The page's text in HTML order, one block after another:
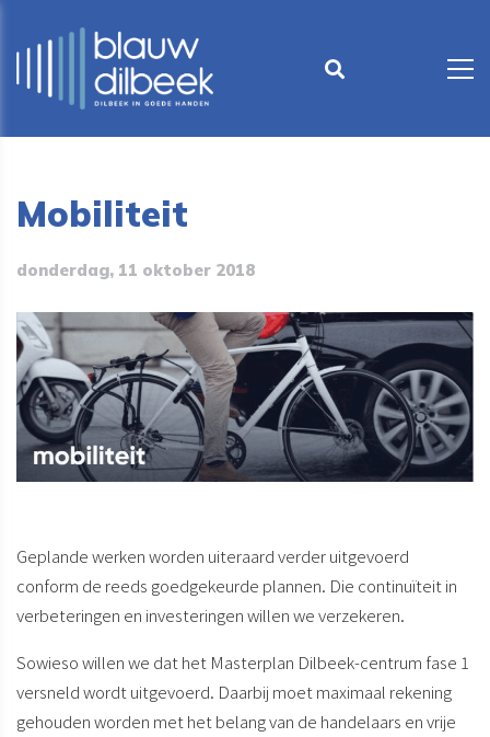
Mobiliteit
donderdag, 11 oktober 2018
Geplande werken worden uiteraard verder uitgevoerd
conform de reeds goedgekeurde plannen. Die continuïteit in
verbeteringen en investeringen willen we verzekeren.
Sowieso willen we dat het Masterplan Dilbeek-centrum fase 1
versneld wordt uitgevoerd. Daarbij moet maximaal rekening
gehouden worden met het belang van de handelaars en vrije